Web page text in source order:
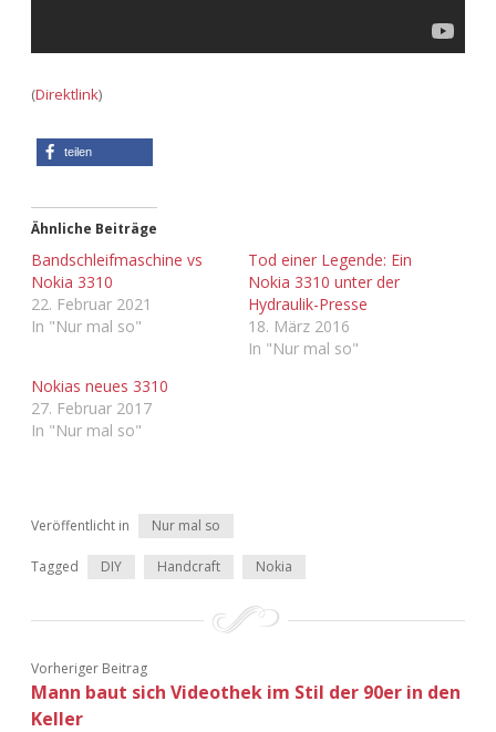
Adventskalender 2021
Adventskalender 2022
Adventskalender 2023
(Direktlink)
teilen
Ähnliche Beiträge
Bandschleifmaschine vs
Nokia 3310
22. Februar 2021
In "Nur mal so"
Tod einer Legende: Ein
Nokia 3310 unter der
Hydraulik-Presse
18. März 2016
In "Nur mal so"
Nokias neues 3310
27. Februar 2017
In "Nur mal so"
Veröffentlicht in Nur mal so
Tagged DIY Handcraft Nokia
Vorheriger Beitrag
Mann baut sich Videothek im Stil der 90er in den
Keller